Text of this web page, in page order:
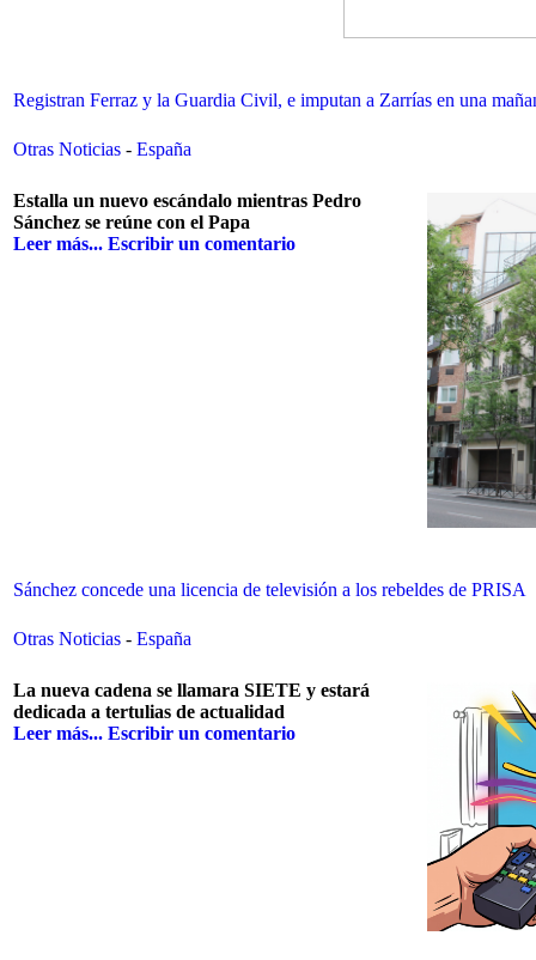
Registran Ferraz y la Guardia Civil, e imputan a Zarrías en una
Otras Noticias - España
Estalla un nuevo escándalo mientras Pedro
Sánchez se reúne con el Papa
Leer más... Escribir un comentario
Sánchez concede una licencia de televisión a los rebeldes de PRISA
Otras Noticias - España
La nueva cadena se llamara SIETE y estará
dedicada a tertulias de actualidad
Leer más... Escribir un comentario